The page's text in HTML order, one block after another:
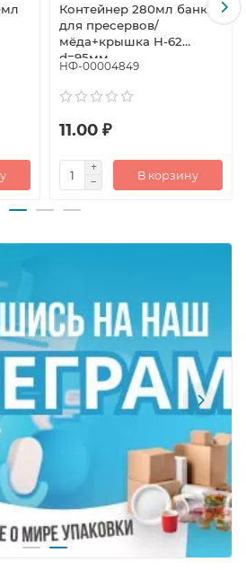
Контейнер 280мл банка
для пресервов/
мёда+крышка H-62
d=95мм
НФ-00004849
11.00 ₽
В корзину